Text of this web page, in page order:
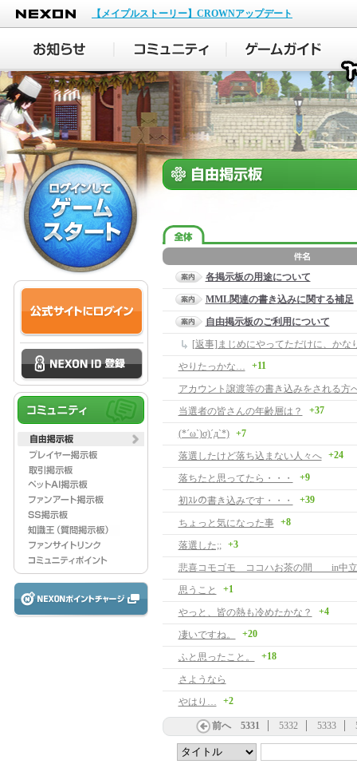
NEXON
【メイプルストーリー】CROWNアップデート
各掲示板の用途について
MML関連の書き込みに関する補足
自由掲示板のご利用について
[返事]まじめにやってただけに、かな
やりたっかな…
+11
アカウント譲渡等の書き込みをされる方
当選者の皆さんの年齢層は？
+37
(*´ω`)σ)´д`*)
+7
落選したけど落ち込まない人々へ
+24
落ちたと思ってたら・・・ +9
初ｽﾚの書き込みです・・・ +39
ちょっと気になった事 +8
落選した;; +3
悲喜コモゴモ ココハお茶の間 in中立
思うこと
+1
やっと、皆の熱も冷めたかな？ +4
凄いですね。 +20
ふと思ったこと。 +18
さようなら
やはり…
+2
前へ 5331 5332 5333